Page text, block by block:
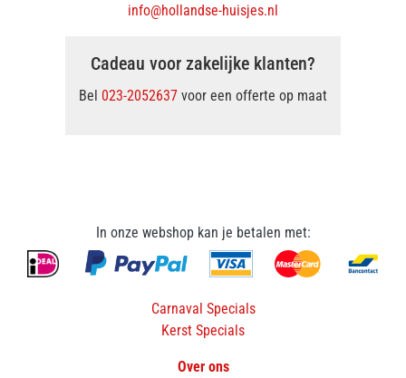
info@hollandse-huisjes.nl
Cadeau voor zakelijke klanten?
Bel 023-2052637 voor een offerte op maat
In onze webshop kan je betalen met:
Carnaval Specials
Kerst Specials
Over ons